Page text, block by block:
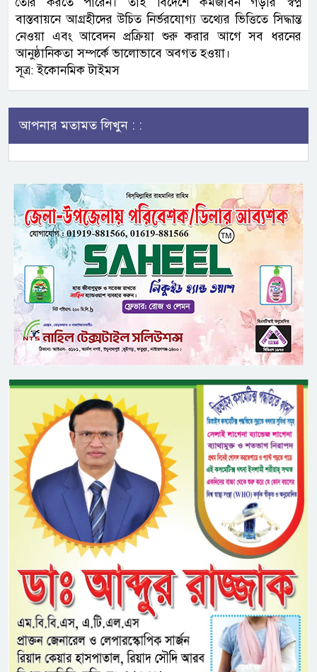
বাস্তবায়নে আগ্রহীদের উচিত নির্ভরযোগ্য তথ্যের ভিত্তিতে সিদ্ধান্ত
নেওয়া এবং আবেদন প্রক্রিয়া শুরু করার আগে সব ধরনের
আনুষ্ঠানিকতা সম্পর্কে ভালোভাবে অবগত হওয়া।
সূত্র: ইকোনমিক টাইমস
আপনার মতামত লিখুন : :